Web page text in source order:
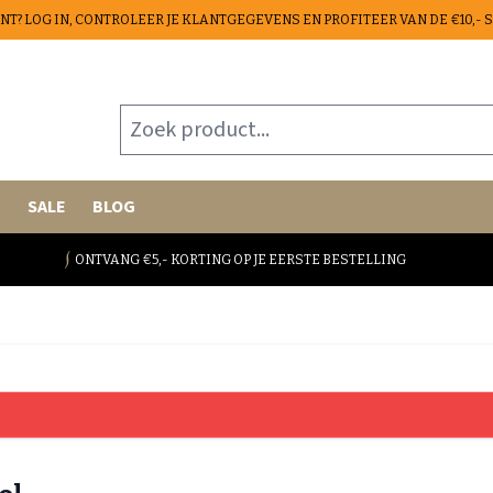
LOG IN, CONTROLEER JE KLANTGEGEVENS EN PROFITEER VAN DE €10,-
Zoek product...
SALE BLOG
ONTVANG €5,- KORTING OP JE EERSTE BESTELLING